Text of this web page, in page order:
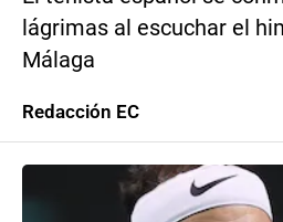
lágrimas al escuchar el
Málaga
Redacción EC